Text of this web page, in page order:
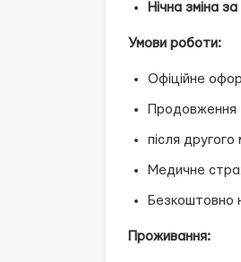
Нічна зміна
Умови роботи:
Офіційне
після другого
Медичне
Безкоштовно
Проживання: